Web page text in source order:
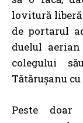
lovitură
de portarul
duelul
colegului
Tătărușanu
Peste